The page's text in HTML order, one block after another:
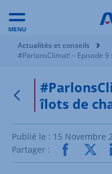
MENU
Vous êtes ici:
Actualités et conseils
#ParlonsClimat! – Episode
Retour à la page
îlots de
Publié le : 15 Novembre
Partager :